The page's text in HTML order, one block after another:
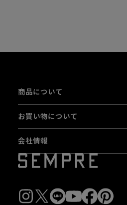
商品について
お買い物について
会社情報